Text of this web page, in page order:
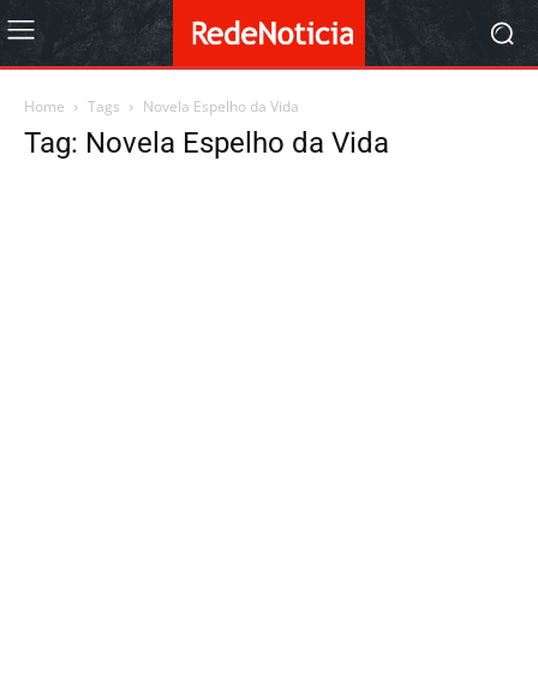
Home Tags Novela Espelho da Vida
Tag: Novela Espelho da Vida